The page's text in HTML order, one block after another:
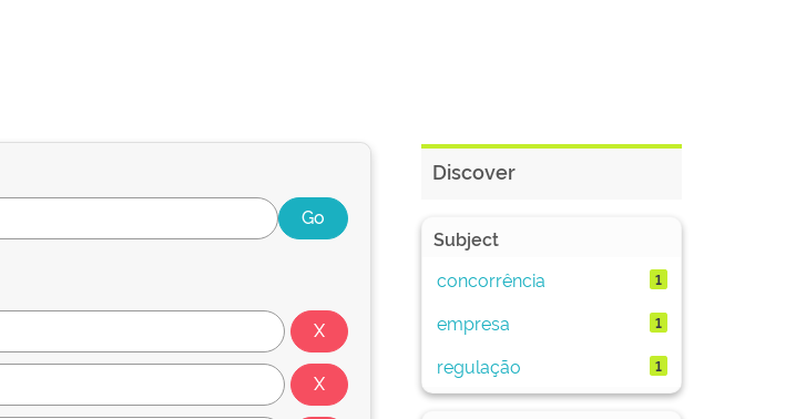
Discover
Subject
concorrência
1
empresa 1
regulação 1